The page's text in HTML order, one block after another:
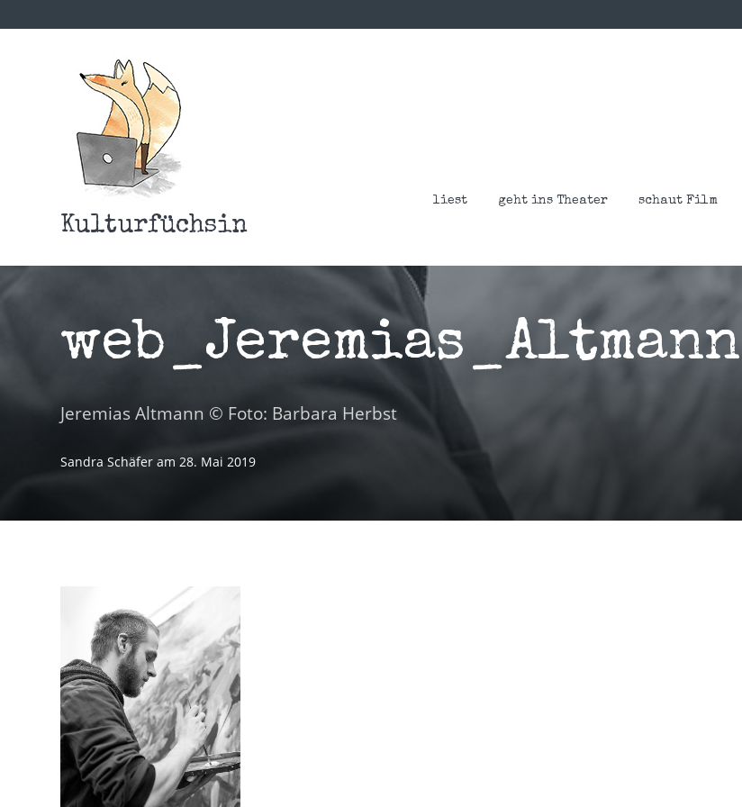
Kulturfüchsin
liest geht ins Theater schaut Film
web_Jeremias_Altmann
Jeremias Altmann © Foto: Barbara Herbst
Sandra Schäferam 28. Mai 2019